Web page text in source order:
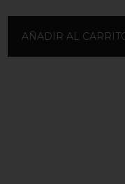
AÑADIR AL